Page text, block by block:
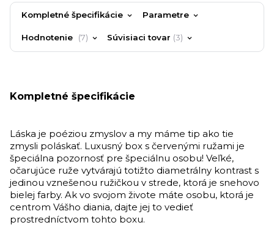
Kompletné špecifikácie Parametre
Hodnotenie 7 Súvisiaci tovar 3
Kompletné špecifikácie
Láska je poéziou zmyslov a my máme tip ako tie
zmysli poláskať. Luxusný box s červenými ružami je
špeciálna pozornosť pre špeciálnu osobu! Veľké,
očarujúce ruže vytvárajú totižto diametrálny kontrast s
jedinou vznešenou ružičkou v strede, ktorá je snehovo
bielej farby. Ak vo svojom živote máte osobu, ktorá je
centrom Vášho diania, dajte jej to vedieť
prostredníctvom tohto boxu.